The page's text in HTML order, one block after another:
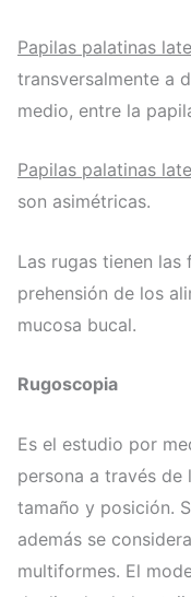
Papilas palatinas
transversalmente a
medio, entre la
Papilas palatinas
son asimétricas.
Las rugas tienen
prehensión de los
mucosa bucal.
Rugoscopia
Es el estudio por
persona a través de
tamaño y posición.
además se
multiformes. El